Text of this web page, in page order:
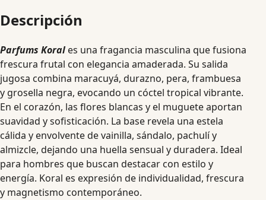
Descripción
Parfums Koral es una fragancia masculina que fusiona
frescura frutal con elegancia amaderada. Su salida
jugosa combina maracuyá, durazno, pera, frambuesa
y grosella negra, evocando un cóctel tropical vibrante.
En el corazón, las flores blancas y el muguete aportan
suavidad y sofisticación. La base revela una estela
cálida y envolvente de vainilla, sándalo, pachulí y
almizcle, dejando una huella sensual y duradera. Ideal
para hombres que buscan destacar con estilo y
energía. Koral es expresión de individualidad, frescura
y magnetismo contemporáneo.